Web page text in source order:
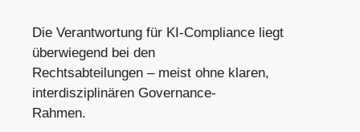
Die Verantwortung für KI-Compliance liegt
überwiegend bei den
Rechtsabteilungen – meist ohne klaren,
interdisziplinären Governance-
Rahmen.